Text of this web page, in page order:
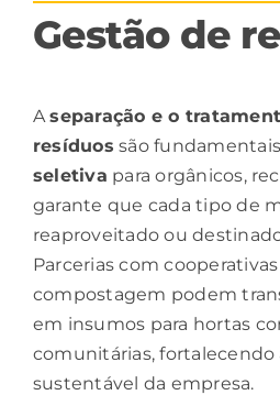
Gestão de
Aseparação e o
resíduos são
seletiva para orgânicos,
garante que cada tipo de
reaproveitado ou
Parcerias com
compostagem podem
em insumos para hortas
comunitárias, fortalecendo
sustentável da empresa.